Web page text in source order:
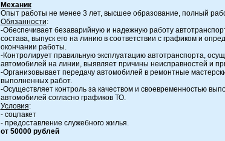
Механик
Опыт работы не менее 3 лет, высшее образование, полный
Обязанности:
-Обеспечивает безаварийную и надежную работу
состава, выпуск его на линию в соответствии с графиком и
окончании работы.
-Контролирует правильную эксплуатацию автотранспорта,
автомобилей на линии, выявляет причины неисправностей и
-Организовывает передачу автомобилей в ремонтные
выполненных работ.
-Осуществляет контроль за качеством и своевременностью
автомобилей согласно графиков ТО.
Условия:
- соцпакет
- предоставление служебного жилья.
от 50000 рублей